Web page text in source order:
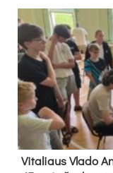
Vi­ta­liaus Vla­do